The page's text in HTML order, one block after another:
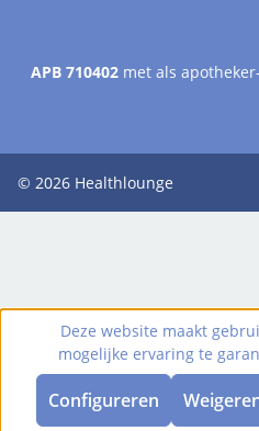
APB 710402 met als
© 2026 Healthlounge
Deze website maakt
mogelijke ervaring te
Configureren